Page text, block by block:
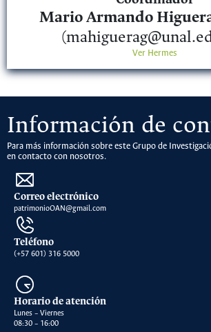
Mario Armando
Ver Hermes
Información de
Para más información sobre este Grupo de
en contacto con nosotros.
Correo electrónico
patrimonioOAN@gmail.com
Teléfono
(+57 601) 316 5000
Horario de atención
Lunes – Viernes
08:30 – 16:00